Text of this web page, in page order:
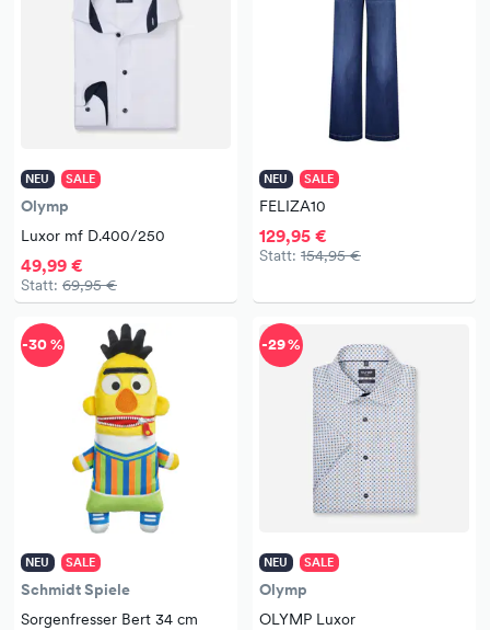
NEU SALE
Olymp
Luxor mf D.400/250
49,99 €
Statt: 69,95 €
NEU SALE
FELIZA10
129,95 €
Statt: 154,95 €
NEU SALE
Schmidt Spiele
Sorgenfresser Bert 34 cm
-30 %
NEU SALE
Olymp
OLYMP Luxor
-29 %